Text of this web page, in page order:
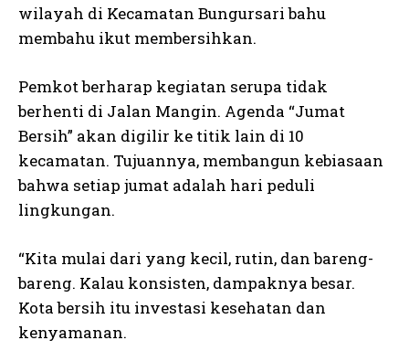
wilayah di Kecamatan Bungursari bahu
membahu ikut membersihkan.
Pemkot berharap kegiatan serupa tidak
berhenti di Jalan Mangin. Agenda “Jumat
Bersih” akan digilir ke titik lain di 10
kecamatan. Tujuannya, membangun kebiasaan
bahwa setiap jumat adalah hari peduli
lingkungan.
“Kita mulai dari yang kecil, rutin, dan bareng-
bareng. Kalau konsisten, dampaknya besar.
Kota bersih itu investasi kesehatan dan
kenyamanan.